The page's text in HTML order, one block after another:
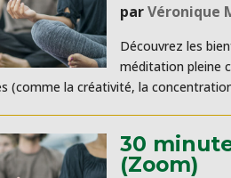
parVéronique
Découvrez les
méditation pleine
(comme la créativité, la
30
(Zoom)